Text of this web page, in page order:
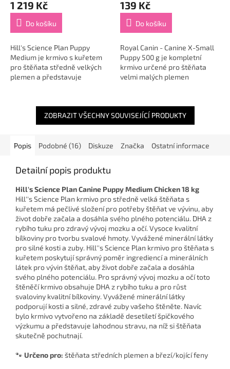
1 219 Kč
Do košíku
Hill's Science Plan Puppy
Medium je krmivo s kuřetem
pro štěňata středně velkých
plemen a představuje
navrženou pro...
139 Kč
Do košíku
Royal Canin - Canine X-Small
Puppy 500 g je kompletní
krmivo určené pro štěňata
velmi malých plemen
měsíců. Tato plemena...
ZOBRAZIT VŠECHNY SOUVISEJÍCÍ PRODUKTY
Popis Podobné (16) Diskuze Značka Ostatní informace
Detailní popis produktu
Hill's Science Plan Canine Puppy Medium Chicken 18 kg
Hill''s Science Plan krmivo pro středně velká štěňata s
kuřetem má pečlivé složení pro potřeby štěňat ve vývinu, aby
život dobře začala a dosáhla svého plného potenciálu. DHA z
rybího tuku pro zdravý vývoj mozku a očí. Vysoce kvalitní
bílkoviny pro tvorbu svalové hmoty. Vyvážené minerální látky
pro silné kosti a zuby. Hill''s Science Plan krmivo pro štěňata s
kuřetem poskytují správný poměr ingrediencí a minerálních
látek pro vývin štěňat, aby život dobře začala a dosáhla
svého plného potenciálu. Pro správný vývoj mozku a očí toto
štěněčí krmivo obsahuje DHA z rybího tuku a pro růst
svaloviny kvalitní bílkoviny. Vyvážené minerální látky
podporují kosti a silné, zdravé zuby vašeho štěněte. Navíc
bylo krmivo vytvořeno na základě desetiletí špičkového
výzkumu a představuje lahodnou stravu, na níž si štěňata
skutečně pochutnají.
🐾 Určeno pro: štěňata středních plemen a březí/kojící feny